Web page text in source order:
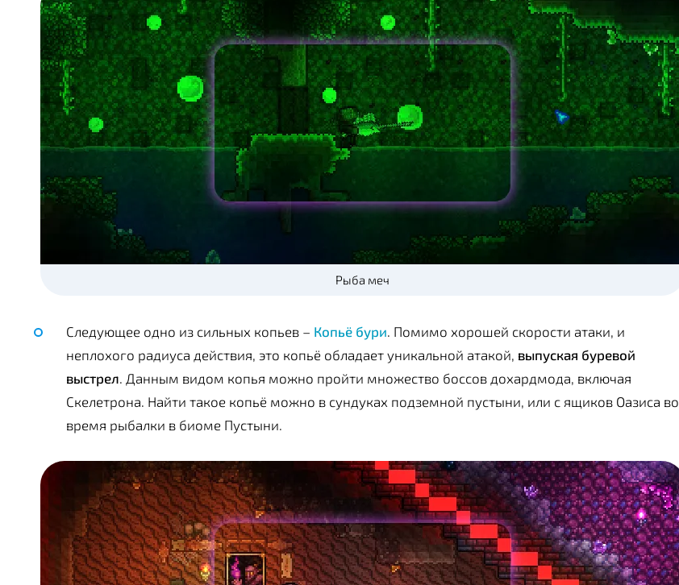
Рыба меч
Следующее одно из сильных копьев – Копьё бури. Помимо хорошей скорости атаки, и
неплохого радиуса действия, это копьё обладает уникальной атакой, выпуская буревой
выстрел. Данным видом копья можно пройти множество боссов дохардмода, включая
Скелетрона. Найти такое копьё можно в сундуках подземной пустыни, или с ящиков Оазиса во
время рыбалки в биоме Пустыни.